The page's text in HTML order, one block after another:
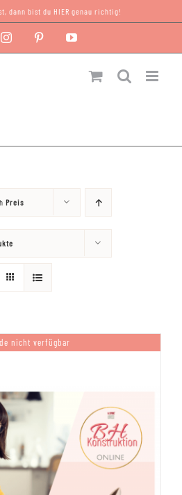
dann bist du HIER genau richtig!
InstagramPinterest
Preis
nicht verfügbar